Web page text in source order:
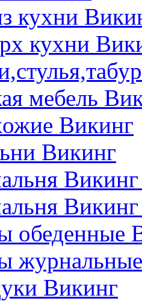
кухни
кухни
мебель
Викинг
Викинг
обеденные
Викинг